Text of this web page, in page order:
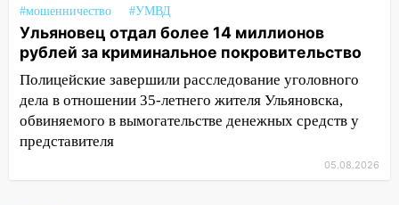
18:00 Мотофристайл, рок и силовой
экстрим: в Ульяновске пройдет
большой фестиваль «Наше время»
17:30
Где есть бензин в Ульяновске 5
августа после рабочего дня: список АЗС
17:05 «Обыск» по видеосвязи: в
#мошенничество
#УМВД
Ульяновец отдал более 14 миллионов
рублей за криминальное покровительство
Полицейские завершили расследование уголовного
дела в отношении 35-летнего жителя Ульяновска,
обвиняемого в вымогательстве денежных средств у
представителя
05.08.2026